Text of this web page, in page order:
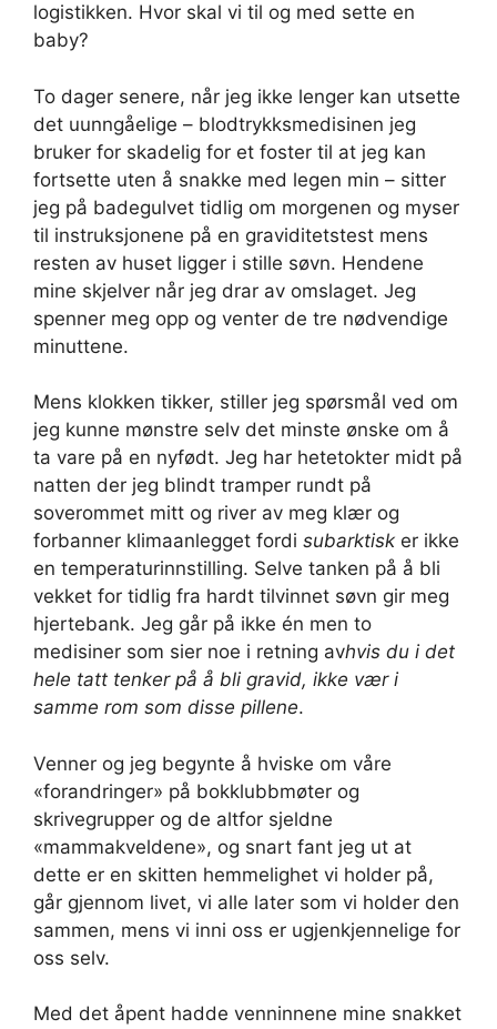
logistikken. Hvor skal vi til og med sette en
baby?
To dager senere, når jeg ikke lenger kan utsette
det uunngåelige – blodtrykksmedisinen jeg
bruker for skadelig for et foster til at jeg kan
fortsette uten å snakke med legen min – sitter
jeg på badegulvet tidlig om morgenen og myser
til instruksjonene på en graviditetstest mens
resten av huset ligger i stille søvn. Hendene
mine skjelver når jeg drar av omslaget. Jeg
spenner meg opp og venter de tre nødvendige
minuttene.
Mens klokken tikker, stiller jeg spørsmål ved om
jeg kunne mønstre selv det minste ønske om å
ta vare på en nyfødt. Jeg har hetetokter midt på
natten der jeg blindt tramper rundt på
soverommet mitt og river av meg klær og
forbanner klimaanlegget fordi subarktisk er ikke
en temperaturinnstilling. Selve tanken på å bli
vekket for tidlig fra hardt tilvinnet søvn gir meg
hjertebank. Jeg går på ikke én men to
medisiner som sier noe i retning avhvis du i det
hele tatt tenker på å bli gravid, ikke vær i
samme rom som disse pillene.
Venner og jeg begynte å hviske om våre
«forandringer» på bokklubbmøter og
skrivegrupper og de altfor sjeldne
«mammakveldene», og snart fant jeg ut at
dette er en skitten hemmelighet vi holder på,
går gjennom livet, vi alle later som vi holder den
sammen, mens vi inni oss er ugjenkjennelige for
oss selv.
Med det åpent hadde venninnene mine snakket